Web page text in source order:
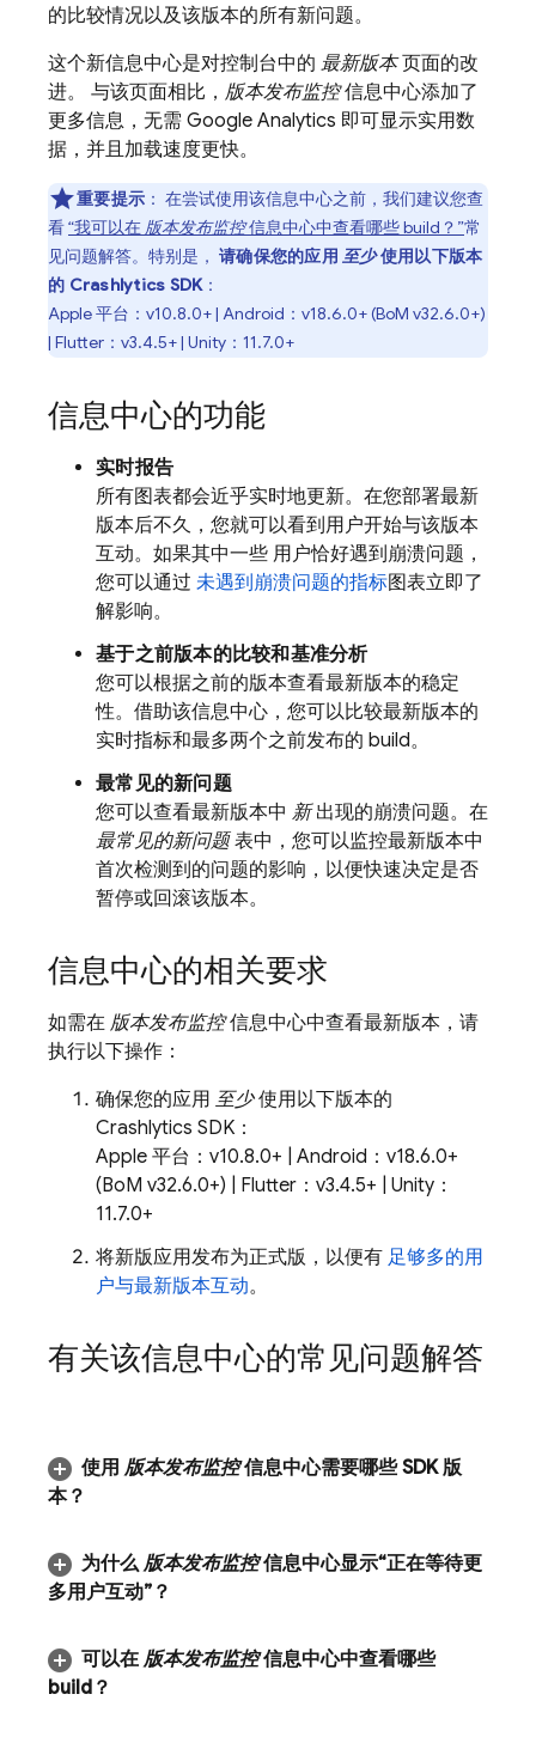
的比较情况以及该版本的所有新问题。
这个新信息中心是对控制台中的 最新版本页面的改
进。 与该页面相比， 版本发布监控信息中心添加了
更多信息，无需 Google Analytics 即可显示实用数
据，并且加载速度更快。
重要提示 ： 在尝试使用该信息中心之前，我们建议您查
看“我可以在 版本发布监控信息中心中查看哪些 build？”常
见问题解答。特别是， 请确保您的应用 至少使用以下版本
的 Crashlytics SDK：
Apple 平台：v10.8.0+ | Android：v18.6.0+ (BoM v32.6.0+)
| Flutter：v3.4.5+ | Unity：11.7.0+
信息中心的功能
实时报告
所有图表都会近乎实时地更新。在您部署最新
版本后不久，您就可以看到用户开始与该版本
互动。如果其中一些 用户恰好遇到崩溃问题，
您可以通过 未遇到崩溃问题的指标图表立即了
解影响。
基于之前版本的比较和基准分析
您可以根据之前的版本查看最新版本的稳定
性。借助该信息中心，您可以比较最新版本的
实时指标和最多两个之前发布的 build。
最常见的新问题
您可以查看最新版本中 新出现的崩溃问题。在
最常见的新问题表中，您可以监控最新版本中
首次检测到的问题的影响，以便快速决定是否
暂停或回滚该版本。
信息中心的相关要求
如需在 版本发布监控信息中心中查看最新版本，请
执行以下操作：
确保您的应用 至少使用以下版本的
Crashlytics SDK：
Apple 平台：v10.8.0+ | Android：v18.6.0+
(BoM v32.6.0+) | Flutter：v3.4.5+ | Unity：
11.7.0+
将新版应用发布为正式版，以便有 足够多的用
户与最新版本互动。
有关该信息中心的常见问题解答
使用 版本发布监控信息中心需要哪些 SDK 版
本？
为什么版本发布监控信息中心显示“正在等待更
多用户互动”？
可以在 版本发布监控信息中心中查看哪些
build？